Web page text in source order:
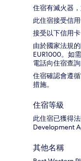
住宿有滅火器
此住宿接受信
接受以下信用
由於國家法規
EUR1000。如
電話向住宿查詢
住宿確認會遵
措施。
住宿等級
此住宿已獲得
Development
其他名稱